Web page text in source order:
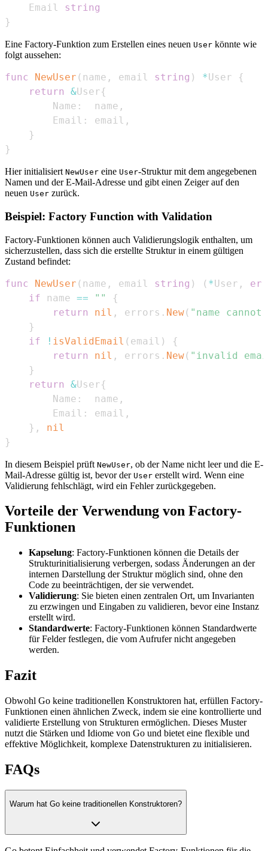
    Email
string
}
Eine Factory-Funktion zum Erstellen eines neuen User könnte wie
folgt aussehen:
func NewUser ( name , email string ) *User
{
return
&User{
        Name
:
  name
,
        Email
: email ,
}
}
Hier initialisiert NewUser eine User-Struktur mit dem angegebenen
Namen und der E-Mail-Adresse und gibt einen Zeiger auf den
neuen User zurück.
Beispiel: Factory Function with Validation
Factory-Funktionen können auch Validierungslogik enthalten, um
sicherzustellen, dass sich die erstellte Struktur in einem gültigen
Zustand befindet:
func NewUser ( name , email string ) ( *User ,
if name == ""
{
return
nil , errors . New( "name
}
if
! isValidEmail ( email )
{
return
nil , errors . New( "invalid
}
return
&User{
        Name
:
  name
,
        Email
: email ,
} ,
nil
}
In diesem Beispiel prüft NewUser, ob der Name nicht leer und die E-
Mail-Adresse gültig ist, bevor der User erstellt wird. Wenn eine
Validierung fehlschlägt, wird ein Fehler zurückgegeben.
Vorteile der Verwendung von Factory-
Funktionen
Kapselung: Factory-Funktionen können die Details der
Strukturinitialisierung verbergen, sodass Änderungen an der
internen Darstellung der Struktur möglich sind, ohne den
Code zu beeinträchtigen, der sie verwendet.
Validierung: Sie bieten einen zentralen Ort, um Invarianten
zu erzwingen und Eingaben zu validieren, bevor eine Instanz
erstellt wird.
Standardwerte: Factory-Funktionen können Standardwerte
für Felder festlegen, die vom Aufrufer nicht angegeben
werden.
Fazit
Obwohl Go keine traditionellen Konstruktoren hat, erfüllen Factory-
Funktionen einen ähnlichen Zweck, indem sie eine kontrollierte und
validierte Erstellung von Strukturen ermöglichen. Dieses Muster
nutzt die Stärken und Idiome von Go und bietet eine flexible und
effektive Möglichkeit, komplexe Datenstrukturen zu initialisieren.
FAQs
Warum hat Go keine traditionellen Konstruktoren?